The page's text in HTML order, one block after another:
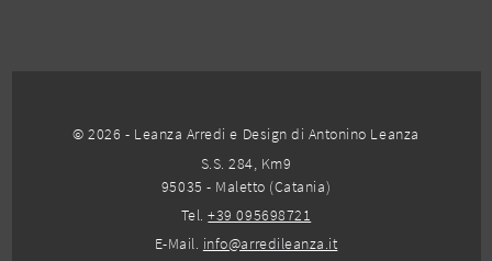
© 2026 - Leanza Arredi e Design di Antonino Leanza
S.S. 284, Km9
95035 - Maletto (Catania)
Tel.+39 095698721
E-Mail. info@arredileanza.it